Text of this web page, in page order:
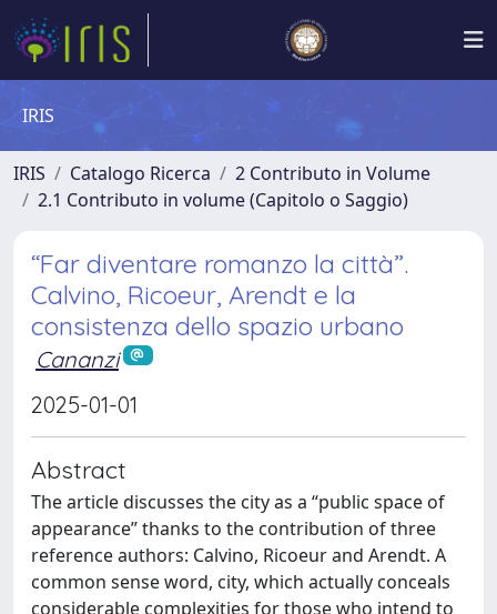
IRIS
IRIS Catalogo Ricerca
2 Contributo in Volume
2.1 Contributo in volume (Capitolo o Saggio)
“Far diventare romanzo la città”.
Calvino, Ricoeur, Arendt e la
consistenza dello spazio urbano
Cananzi
2025-01-01
Abstract
The article discusses the city as a “public space of
appearance” thanks to the contribution of three
reference authors: Calvino, Ricoeur and Arendt. A
common sense word, city, which actually conceals
considerable complexities for those who intend to